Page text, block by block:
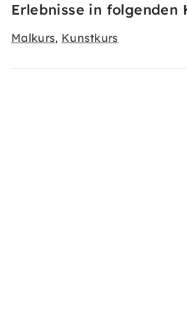
Erlebnisse in folgenden
Malkurs, Kunstkurs